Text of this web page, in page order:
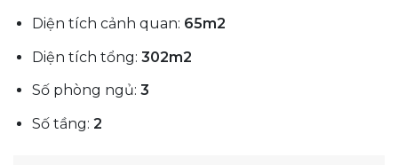
Diện tích cảnh quan: 65m2
Diện tích tổng: 302m2
Số phòng ngủ: 3
Số tầng: 2